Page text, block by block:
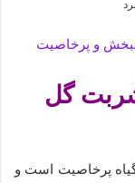
و پرخاصیت
گل
پرخاصیت است و